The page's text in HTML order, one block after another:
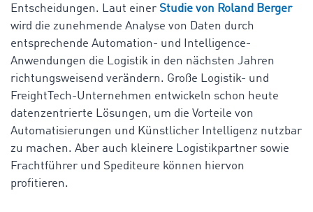
Entscheidungen. Laut einer Studie von Roland Berger
wird die zunehmende Analyse von Daten durch
entsprechende Automation- und Intelligence-
Anwendungen die Logistik in den nächsten Jahren
richtungsweisend verändern. Große Logistik- und
FreightTech-Unternehmen entwickeln schon heute
datenzentrierte Lösungen, um die Vorteile von
Automatisierungen und Künstlicher Intelligenz nutzbar
zu machen. Aber auch kleinere Logistikpartner sowie
Frachtführer und Spediteure können hiervon
profitieren.